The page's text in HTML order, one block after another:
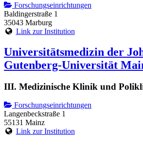
Forschungseinrichtungen
Baldingerstraße 1
35043 Marburg
Link zur Institution
Universitätsmedizin der
Gutenberg-Universität
III. Medizinische Klinik und
Forschungseinrichtungen
Langenbeckstraße 1
55131 Mainz
Link zur Institution